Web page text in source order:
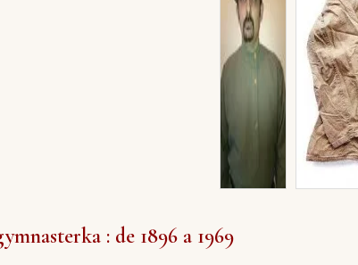
: de 1896 a 1969